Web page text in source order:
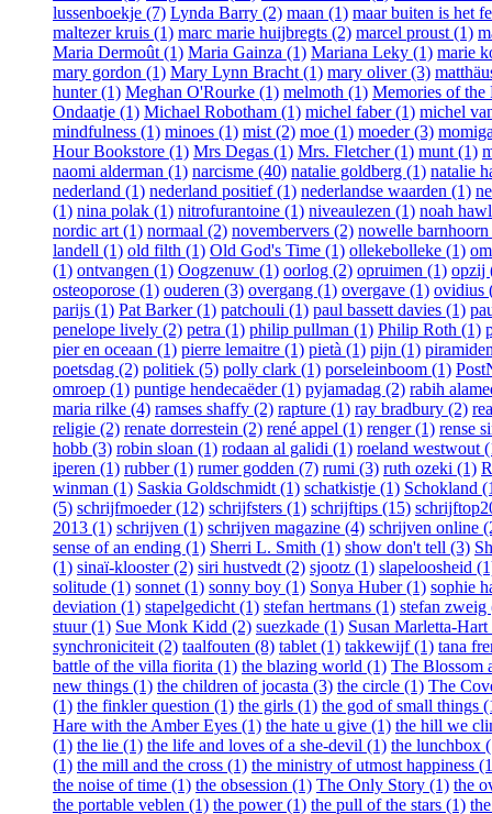
lussenboekje (7) Lynda Barry (2) maan (1) maar buiten is het
maltezer kruis (1) marc marie huijbregts (2) marcel proust (1)
Maria Dermoût (1) Maria Gainza (1) Mariana Leky (1) marie
mary gordon (1) Mary Lynn Bracht (1) mary oliver (3)
hunter (1) Meghan O'Rourke (1) melmoth (1) Memories of the
Ondaatje (1) Michael Robotham (1) michel faber (1) michel
mindfulness (1) minoes (1) mist (2) moe (1) moeder (3)
Hour Bookstore (1) Mrs Degas (1) Mrs. Fletcher (1) munt (1)
naomi alderman (1) narcisme (40) natalie goldberg (1) natalie
nederland (1) nederland positief (1) nederlandse waarden (1)
(1) nina polak (1) nitrofurantoine (1) niveaulezen (1) noah
nordic art (1) normaal (2) novembervers (2) nowelle
landell (1) old filth (1) Old God's Time (1) ollekebolleke (1)
(1) ontvangen (1) Oogzenuw (1) oorlog (2) opruimen (1) opzij
osteoporose (1) ouderen (3) overgang (1) overgave (1) ovidius
parijs (1) Pat Barker (1) patchouli (1) paul bassett davies (1)
penelope lively (2) petra (1) philip pullman (1) Philip Roth (1)
pier en oceaan (1) pierre lemaitre (1) pietà (1) pijn (1)
poetsdag (2) politiek (5) polly clark (1) porseleinboom (1)
omroep (1) puntige hendecaëder (1) pyjamadag (2) rabih
maria rilke (4) ramses shaffy (2) rapture (1) ray bradbury (2)
religie (2) renate dorrestein (2) rené appel (1) renger (1) rense
hobb (3) robin sloan (1) rodaan al galidi (1) roeland westwout
iperen (1) rubber (1) rumer godden (7) rumi (3) ruth ozeki (1)
winman (1) Saskia Goldschmidt (1) schatkistje (1) Schokland
(5) schrijfmoeder (12) schrijfsters (1) schrijftips (15)
2013 (1) schrijven (1) schrijven magazine (4) schrijven online
sense of an ending (1) Sherri L. Smith (1) show don't tell (3)
(1) sinaï-klooster (2) siri hustvedt (2) sjootz (1) slapeloosheid
solitude (1) sonnet (1) sonny boy (1) Sonya Huber (1) sophie
deviation (1) stapelgedicht (1) stefan hertmans (1) stefan zweig
stuur (1) Sue Monk Kidd (2) suezkade (1) Susan Marletta-Hart
synchroniciteit (2) taalfouten (8) tablet (1) takkewijf (1) tana
battle of the villa fiorita (1) the blazing world (1) The Blossom
new things (1) the children of jocasta (3) the circle (1) The
(1) the finkler question (1) the girls (1) the god of small things
Hare with the Amber Eyes (1) the hate u give (1) the hill we
(1) the lie (1) the life and loves of a she-devil (1) the lunchbox
(1) the mill and the cross (1) the ministry of utmost happiness
the noise of time (1) the obsession (1) The Only Story (1) the
the portable veblen (1) the power (1) the pull of the stars (1)